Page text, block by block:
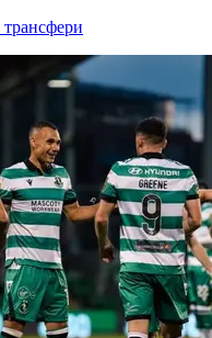
трансфери